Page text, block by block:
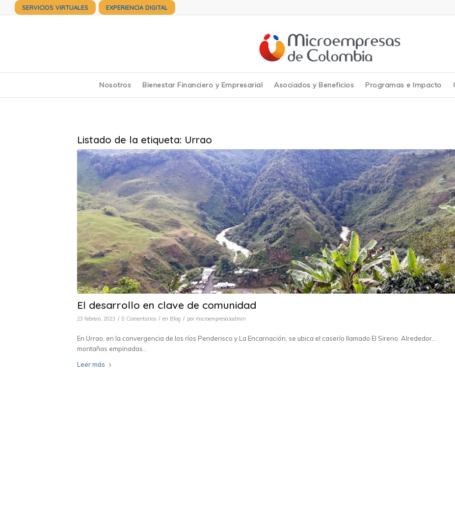
SERVICIOS VIRTUALES EXPERIENCIA DIGITAL
Nosotros Bienestar Financiero y Empresarial Asociados y Beneficios Programas e Impacto
Listado de la etiqueta: Urrao
El desarrollo en clave de comunidad
23 febrero, 2023 / 0 Comentarios / en Blog / por microempresasadmin
En Urrao, en la convergencia de los ríos Penderisco y La Encarnación, se ubica el caserío llamado El Sireno. Alrededor…
montañas empinadas…
Leer más